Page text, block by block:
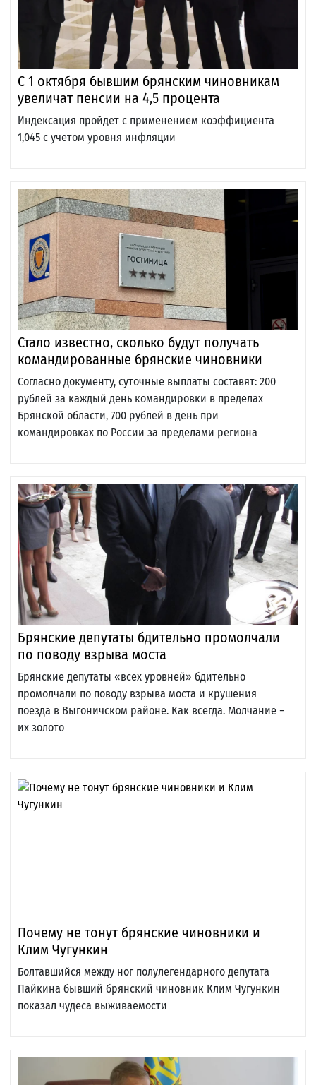
С 1 октября бывшим брянским чиновникам
увеличат пенсии на 4,5 процента
Индексация пройдет с применением коэффициента
1,045 с учетом уровня инфляции
Стало известно, сколько будут получать
командированные брянские чиновники
Согласно документу, суточные выплаты составят: 200
рублей за каждый день командировки в пределах
Брянской области, 700 рублей в день при
командировках по России за пределами региона
Брянские депутаты бдительно промолчали
по поводу взрыва моста
Брянские депутаты «всех уровней» бдительно
промолчали по поводу взрыва моста и крушения
поезда в Выгоничском районе. Как всегда. Молчание −
их золото
Почему не тонут брянские чиновники и
Клим Чугункин
Болтавшийся между ног полулегендарного депутата
Пайкина бывший брянский чиновник Клим Чугункин
показал чудеса выживаемости